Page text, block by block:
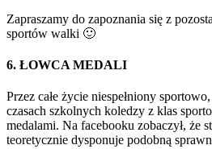
Zapraszamy do zapoznania się z
sportów walki 🙂
6. ŁOWCA MEDALI
Przez całe życie niespełniony
czasach szkolnych koledzy z klas
medalami. Na facebooku zobaczył, że
teoretycznie dysponuje podobną